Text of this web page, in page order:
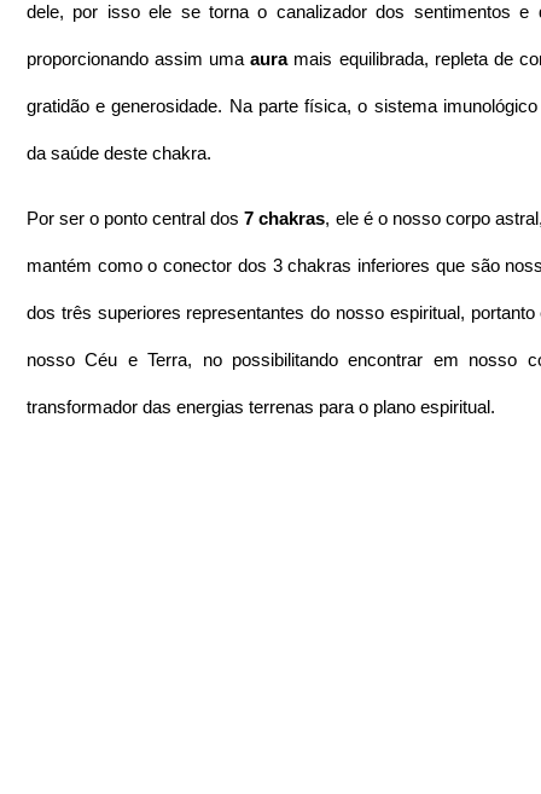
dele, por isso ele se torna o canalizador dos sentimentos e
proporcionando assim uma aura mais equilibrada, repleta de
gratidão e generosidade. Na parte física, o sistema imunológico
da saúde deste chakra.
Por ser o ponto central dos 7 chakras, ele é o nosso corpo
mantém como o conector dos 3 chakras inferiores que são
dos três superiores representantes do nosso espiritual, portanto
nosso Céu e Terra, no possibilitando encontrar em nosso
transformador das energias terrenas para o plano espiritual.